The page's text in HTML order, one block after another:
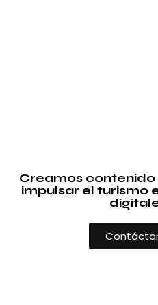
Creamos
impulsar el turismo